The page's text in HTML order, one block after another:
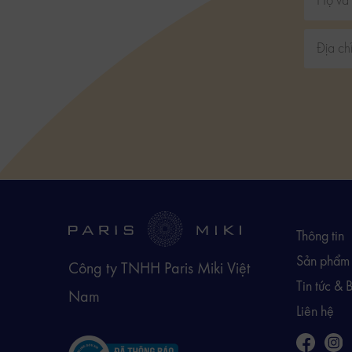
Công ty TNHH Paris Miki Việt
Nam
Thông tin
Sản phẩm
Tin tức &
Liên hệ